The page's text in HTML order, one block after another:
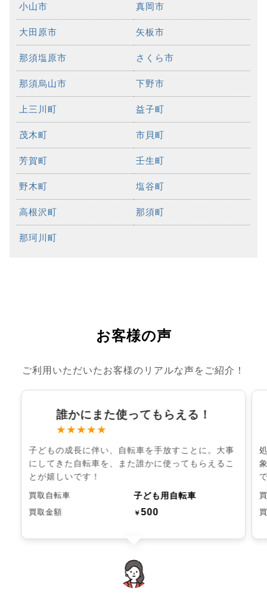
小山市 真岡市
大田原市 矢板市
那須塩原市 さくら市
那須烏山市 下野市
上三川町 益子町
茂木町 市貝町
芳賀町 壬生町
野木町 塩谷町
高根沢町 那須町
那珂川町
お客様の声
ご利用いただいたお客様のリアルな声をご紹介！
誰かにまた使ってもらえる！
★★★★★
子どもの成長に伴い、自転車を手放すことに。大事
にしてきた自転車を、また誰かに使ってもらえるこ
とが嬉しいです！
買取自転車 子ども用自転車
買取金額 ￥500
chevron_left chevron_right